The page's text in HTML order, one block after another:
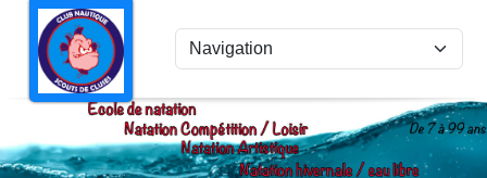
Panneau de gestion des cookies